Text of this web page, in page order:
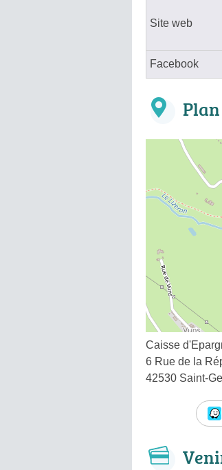
Site web
Facebook
Caisse
6 Rue de la
42530 Saint-